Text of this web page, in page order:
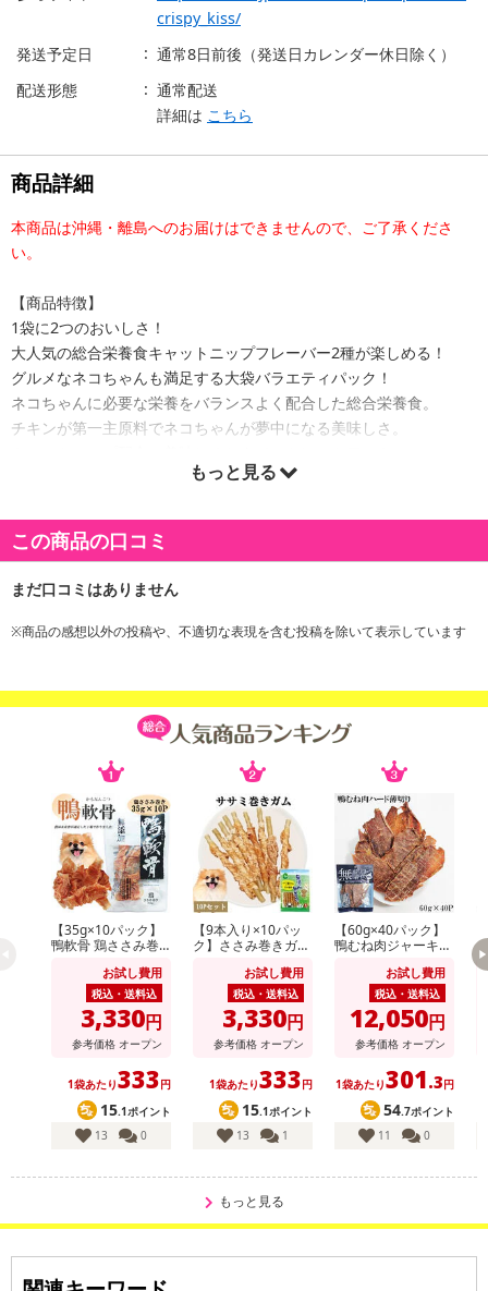
crispy_kiss/
発送予定日
通常8日前後（発送日カレンダー休日除く）
配送形態
通常配送
詳細は こちら
商品詳細
本商品は沖縄・離島へのお届けはできませんので、ご了承くださ
い。
【商品特徴】
1袋に2つのおいしさ！
大人気の総合栄養食キャットニップフレーバー2種が楽しめる！
グルメなネコちゃんも満足する大袋バラエティパック！
ネコちゃんに必要な栄養をバランスよく配合した総合栄養食。
チキンが第一主原料でネコちゃんが夢中になる美味しさ。
【賞味期限】
18ヶ月
もっと見る
この商品の口コミ
※商品の感想以外の投稿や、不適切な表現を含む投稿を除いて表示しています
【35g×10パック】
鴨軟骨 鶏ささみ巻
お試し費用
税込・送料込
3,330円
参考価格 オープン
1袋あたり333円
15.1ポイント
13
0
【9本入り×10パッ
ク】ささみ巻きガム
お試し費用
税込・送料込
3,330円
参考価格 オープン
1袋あたり333円
15.1ポイント
13
1
【60g×40パック】
鴨むね肉ジャーキー
お試し費用
税込・送料込
12,050円
参考価格 オープン
1袋あたり301.3円
54.7ポイント
11
0
もっと見る